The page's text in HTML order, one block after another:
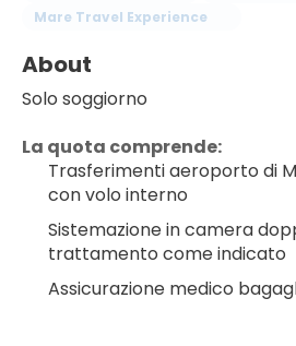
Mare Travel Experience
About
Solo soggiorno
La quota comprende:
Trasferimenti aeroporto di
con volo interno
Sistemazione in camera
trattamento come indicato
Assicurazione medico